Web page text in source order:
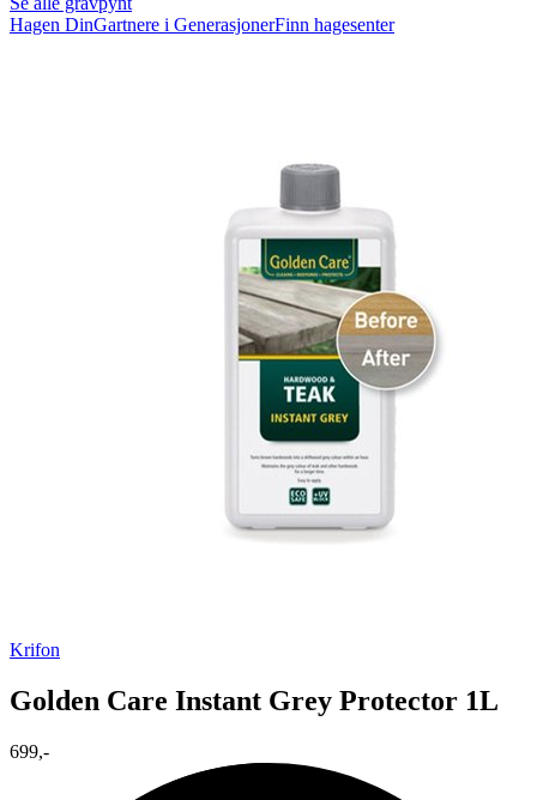
Hagen DinGartnere i GenerasjonerFinn hagesenter
Krifon
Golden Care Instant Grey Protector 1L
699,-